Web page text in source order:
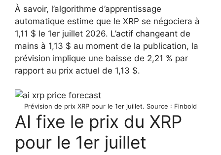
À savoir, l’algorithme d’apprentissage
automatique estime que le XRP se négociera à
1,11 $ le 1er juillet 2026. L’actif changeant de
mains à 1,13 $ au moment de la publication, la
prévision implique une baisse de 2,21 % par
rapport au prix actuel de 1,13 $.
Prévision de prix XRP pour le 1er juillet. Source : Finbold
AI fixe le prix du XRP
pour le 1er juillet